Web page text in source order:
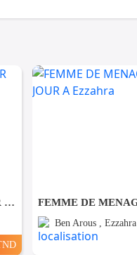
FEMME DE MENAGE A TUNIS – PAR JOUR A Rades
Ben Arous , Ezzahra